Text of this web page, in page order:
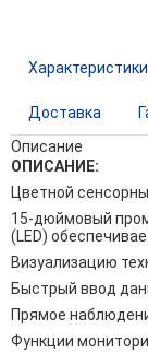
Характеристики
Доставка
Описание
ОПИСАНИЕ:
Цветной
15-дюймовый
(LED)
Визуализацию
Быстрый ввод
Прямое
Функции